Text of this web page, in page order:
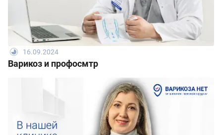
16.09.2024
Варикоз и профосмтр